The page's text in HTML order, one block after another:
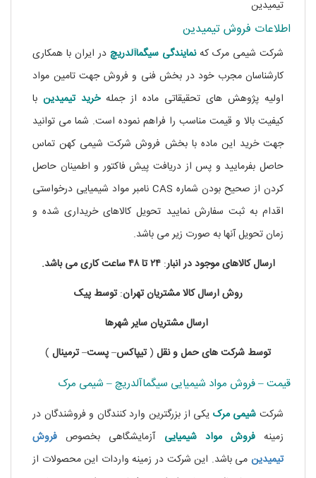
تیمیدین
اطلاعات فروش تیمیدین
شرکت شیمی مرک کهنمایندگی سیگماآلدریچ در ایران با همکاری
کارشناسان مجرب خود در بخش فنی و فروش جهت تامین مواد
اولیه پژوهش های تحقیقاتی ماده از جملهخرید تیمیدین با
کیفیت بالا و قیمت مناسب را فراهم نموده است. شما می توانید
جهت خرید این ماده با بخش فروش شرکت شیمی کهن تماس
حاصل بفرمایید و پس از دریافت پیش فاکتور و اطمینان حاصل
کردن از صحیح بودن شماره CAS نامبر مواد شیمیایی درخواستی
اقدام به ثبت سفارش نمایید تحویل کالاهای خریداری شده و
زمان تحویل آنها به صورت زیر می باشد.
ارسال کالاهای موجود درانبار:۲۴ تا ۴۸ساعتکاریمی باشد.
روشارسالکالامشتریانتهران:توسط پیک
ارسالمشتریانسایرشهرها
توسط شرکت هایحملونقل (تیپاکس–پست–ترمینال )
قیمت – فروش مواد شیمیایی سیگماآلدریچ – شیمی مرک
شرکت شیمی مرک یکی از بزرگترین وارد کنندگان و فروشندگان در
زمینهفروش مواد شیمیایی آزمایشگاهی بخصوص فروش
تیمیدین می باشد. این شرکت در زمینه واردات این محصولات از